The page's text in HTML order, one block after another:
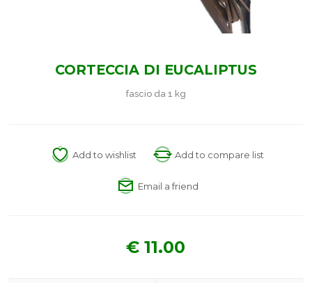
CORTECCIA DI EUCALIPTUS
fascio da 1 kg
Add to wishlist Add to compare list
Email a friend
€ 11.00